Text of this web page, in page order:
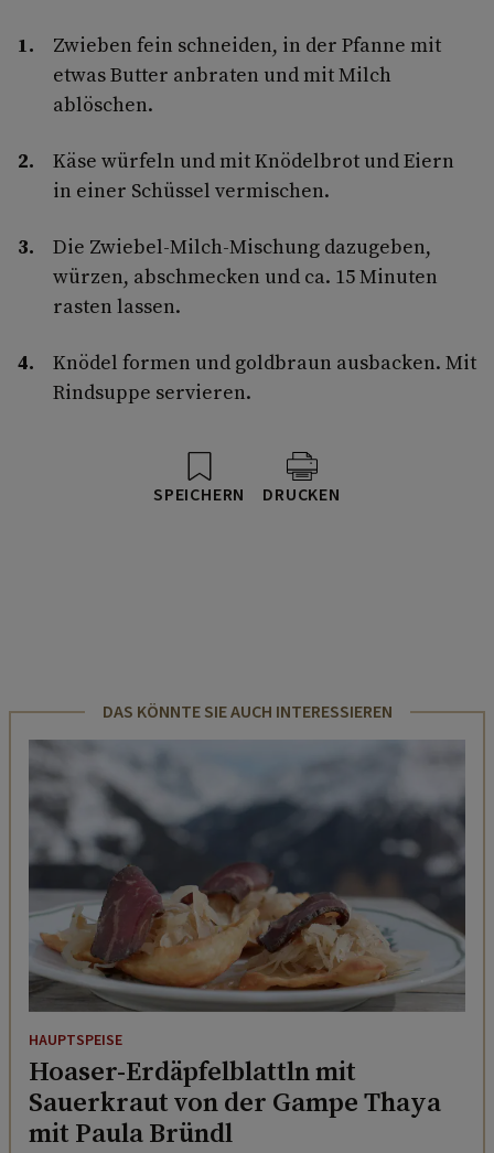
Zwieben fein schneiden, in der Pfanne mit
etwas Butter anbraten und mit Milch
ablöschen.
Käse würfeln und mit Knödelbrot und Eiern
in einer Schüssel vermischen.
Die Zwiebel-Milch-Mischung dazugeben,
würzen, abschmecken und ca. 15 Minuten
rasten lassen.
Knödel formen und goldbraun ausbacken. Mit
Rindsuppe servieren.
SPEICHERN DRUCKEN
DAS KÖNNTE SIE AUCH INTERESSIEREN
HAUPTSPEISE
Hoaser-Erdäpfelblattln mit
Sauerkraut von der Gampe Thaya
mit Paula Bründl